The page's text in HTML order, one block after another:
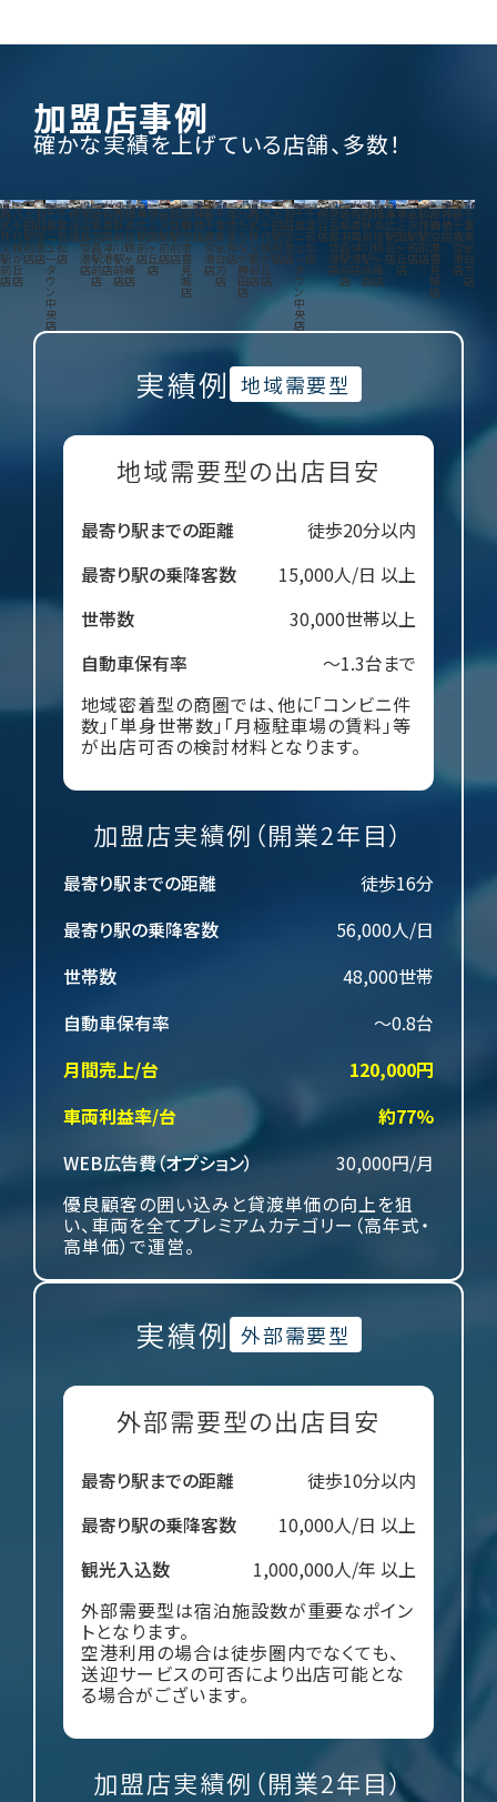
加盟店事例
確かな実績を上げている店舗、多数！
八
千
代
緑
が
丘
店
上
田
駅
前
店
羽
田
空
港
店
千
葉
ニ
ュ
ー
タ
ウ
ン
中
央
店
千
葉
若
松
店
糀
谷
店
宮
古
島
空
港
店
岐
阜
羽
島
駅
前
店
佐
渡
両
津
港
店
西
鉄
柳
川
駅
前
店
横
浜
旭
鶴
ヶ
峰
店
帯
広
駅
前
店
堺
三
国
ヶ
丘
店
金
沢
駅
前
店
釧
路
駅
前
店
那
覇
空
港
豊
見
城
店
神
栖
店
新
千
歳
空
港
店
千
葉
東
金
台
方
店
常
陸
多
賀
店
ひ
た
ち
な
か
勝
田
店
西
武
秩
父
駅
前
店
八
千
代
緑
が
丘
店
上
田
駅
前
店
羽
田
空
港
店
千
葉
ニ
ュ
ー
タ
ウ
ン
中
央
店
千
葉
若
松
店
糀
谷
店
宮
古
島
空
港
店
岐
阜
羽
島
駅
前
店
佐
渡
両
津
港
店
西
鉄
柳
川
駅
前
店
横
浜
旭
鶴
ヶ
峰
店
帯
広
駅
前
店
堺
三
国
ヶ
丘
店
金
沢
駅
前
店
釧
路
駅
前
店
那
覇
空
港
豊
見
城
店
神
栖
店
新
千
歳
空
港
店
千
葉
東
金
台
方
店
実績例 地域需要型
地域需要型の出店目安
最寄り駅までの距離
徒歩20分以内
最寄り駅の乗降客数
15,000人/日 以上
世帯数
30,000世帯以上
自動車保有率
～1.3台まで
地域密着型の商圏では、他に「コンビニ件
数」「単身世帯数」「月極駐車場の賃料」等
が出店可否の検討材料となります。
加盟店実績例（開業2年目）
最寄り駅までの距離
徒歩16分
最寄り駅の乗降客数
56,000人/日
世帯数
48,000世帯
自動車保有率
～0.8台
月間売上/台
120,000円
車両利益率/台
約77%
WEB広告費（オプション）
30,000円/月
優良顧客の囲い込みと貸渡単価の向上を狙
い、車両を全てプレミアムカテゴリー（高年式・
高単価）で運営。
実績例 外部需要型
外部需要型の出店目安
最寄り駅までの距離
徒歩10分以内
最寄り駅の乗降客数
10,000人/日 以上
観光入込数
1,000,000人/年 以上
外部需要型は宿泊施設数が重要なポイン
トとなります。
空港利用の場合は徒歩圏内でなくても、
送迎サービスの可否により出店可能とな
る場合がございます。
加盟店実績例（開業2年目）